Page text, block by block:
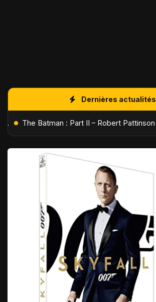
Dernières actualités
L'Âge de Glace : Le Réveil du Volcan – Manny, Sid et Diego de retour pour une aventure explosive